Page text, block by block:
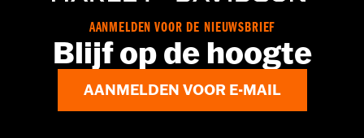
Valbeugel, vereiste bevestigingsmaterialen,
vervangende kuipmontagebeugels
WAARSCHUWING:Motorbeschermingsbeugels kunnen in
beperkte mate bescherming bieden tegen
cosmetische schade aan de motor of letsel
van de rijder (vallen bij stilstand of zeer lage
AANMELDEN VOOR DE NIEUWSBRIEF
Blijf op de hoogte
AANMELDEN VOOR E-MAIL